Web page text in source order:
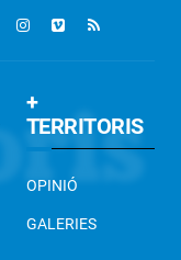
+
TERRITORIS
OPINIÓ
GALERIES